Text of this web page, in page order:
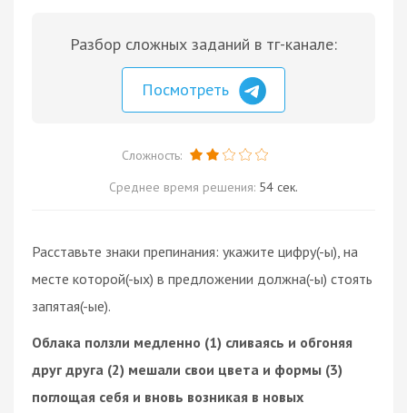
Разбор сложных заданий в тг-канале:
Посмотреть
Сложность:
Среднее время решения: 54 сек.
Расставьте знаки препинания: укажите цифру(-ы), на
месте которой(-ых) в предложении должна(-ы) стоять
запятая(-ые).
Облака ползли медленно (1) сливаясь и обгоняя
друг друга (2) мешали свои цвета и формы (3)
поглощая себя и вновь возникая в новых